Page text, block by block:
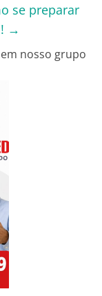
se preparar
→
nosso grupo